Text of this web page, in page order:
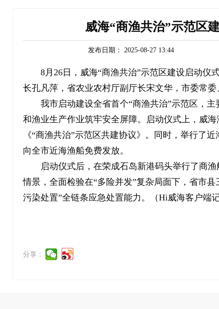
威海“商渔共治”示范区
发布日期： 2025-08-27 13:44
8月26日，威海“商渔共治”示范区建设启动仪
长孔凡萍，省农业农村厅副厅长宋文华，市委常
我市启动建设全省首个“商渔共治”示范区，
和渔业生产作业筑牢安全屏障。启动仪式上，威
《“商渔共治”示范区共建协议》。同时，举行了
向全市近海渔船免费发放。
启动仪式后，在荣成石岛新港码头举行了商
情景，全面检验在“多险并发”复杂局面下，省市
污染处置”全链条应急处置能力。（Hi威海客户端
分享：